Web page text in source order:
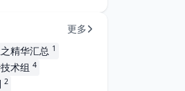
更多
精华汇总 1
术组 4
2